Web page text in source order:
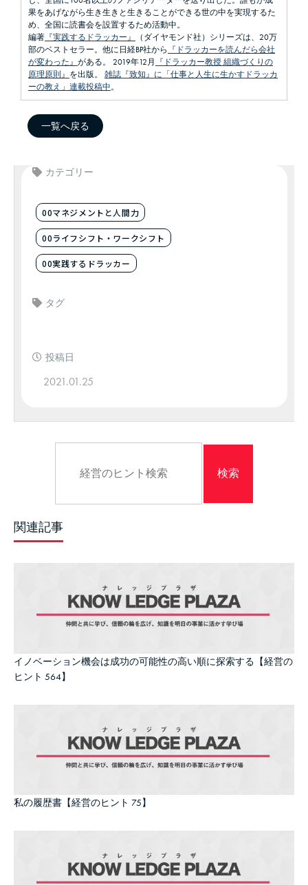
果をあげながら生き生きと生きることができる世の中を実現するた
め、全国に読書会を設置するため活動中。
編著 『実践するドラッカー』
（ダイヤモンド社）シリーズは、20万
部のベストセラー。他に日経BP社から 『ドラッカーを読んだら会社
が変わった』 がある。 2019年12月 『ドラッカー教授 組織づくりの
原理原則』 を出版。 雑誌『致知』に「仕事と人生に生かすドラッカ
ーの教え」連載投稿中。
一覧へ戻る
カテゴリー
00マネジメントと人間力
00ライフシフト・ワークシフト
00実践するドラッカー
タグ
投稿日
2021.01.25
関連記事
イノベーション機会は成功の可能性の高い順に探索する【経営の
ヒント 564】
私の履歴書【経営のヒント 75】